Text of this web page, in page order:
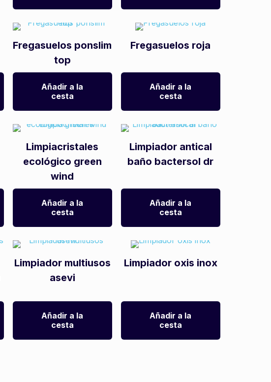
Fregasuelos ponslim
top
Añadir a la
cesta
Fregasuelos roja
Añadir a la
cesta
Limpiacristales
ecológico green
wind
Añadir a la
cesta
Limpiador antical
baño bactersol dr
Añadir a la
cesta
Limpiador multiusos
asevi
Añadir a la
cesta
Limpiador oxis inox
Añadir a la
cesta